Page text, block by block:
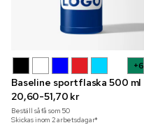
+6
Baseline sportflaska 500 ml
20,60-51,70 kr
Beställ så få som 50
Skickas inom 2 arbetsdagar*